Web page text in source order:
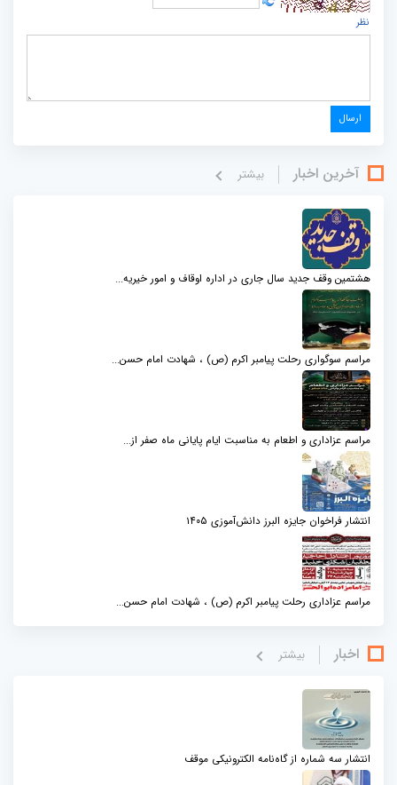
نظر
آخرین اخبار بيشتر
هشتمین وقف جدید سال جاری در اداره اوقاف و امور خیریه...
مراسم سوگواری رحلت پیامبر اکرم (ص) ، شهادت امام حسن...
مراسم عزاداری و اطعام به مناسبت ایام پایانی ماه صفر از...
انتشار فراخوان جایزه البرز دانش‌آموزی ۱۴۰۵
مراسم عزاداری رحلت پیامبر اکرم (ص) ، شهادت امام حسن...
اخبار بيشتر
انتشار سه شماره از گاه‌نامه الکترونیکی موقف